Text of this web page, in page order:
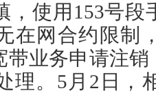
，使用153号段
在网合约限制
带业务申请注
理。5月2日，